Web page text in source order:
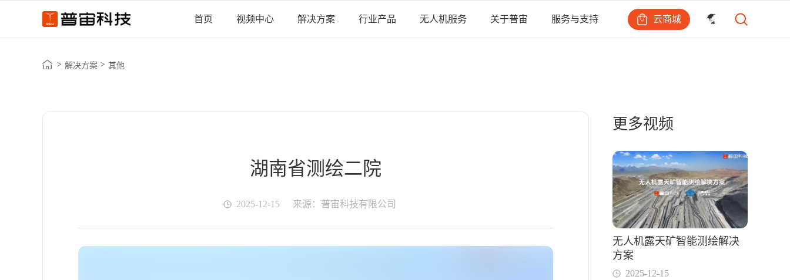
首页 视频中心 解决方案 行业产品 无人机服务 关于普宙 服务与支持 云商城
> 解决方案 > 其他
湖南省测绘二院
2025-12-15 来源：普宙科技有限公司
更多视频
无人机露天矿智能测绘解决
方案
2025-12-15